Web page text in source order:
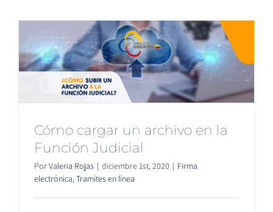
Cómo cargar un archivo en la
Función Judicial
PorValeria Rojas | diciembre 1st, 2020 | Firma
electrónica,Tramites en línea